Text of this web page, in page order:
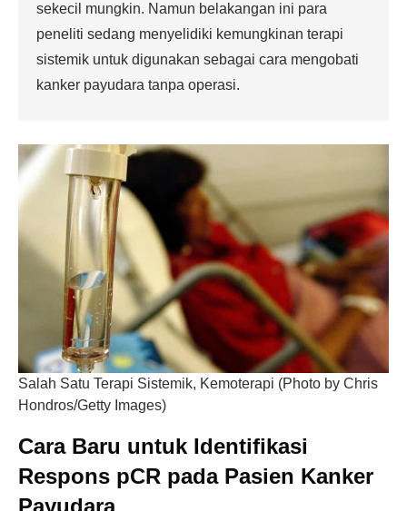
sekecil mungkin. Namun belakangan ini para
peneliti sedang menyelidiki kemungkinan terapi
sistemik untuk digunakan sebagai cara mengobati
kanker payudara tanpa operasi.
Salah Satu Terapi Sistemik, Kemoterapi (Photo by Chris
Hondros/Getty Images)
Cara Baru untuk Identifikasi
Respons pCR pada Pasien Kanker
Payudara